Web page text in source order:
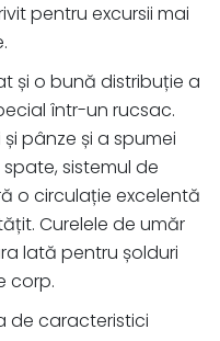
pentru excursii mai
și o bună distribuție a
într-un rucsac.
pânze și a spumei
sistemul de
o circulație excelentă
Curelele de umăr
lată pentru șolduri
corp.
de caracteristici